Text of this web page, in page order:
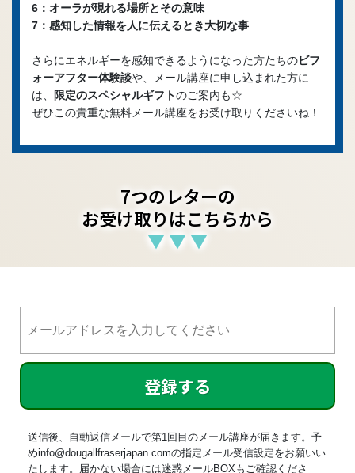
6：オーラが現れる場所とその意味
7：感知した情報を人に伝えるとき大切な事
さらにエネルギーを感知できるようになった方たちのビフ
ォーアフター体験談や、メール講座に申し込まれた方に
は、
限定のスペシャルギフトのご案内も☆
ぜひこの貴重な無料メール講座をお受け取りくださいね！
7つのレターの
お受け取りはこちらから
▼ ▼ ▼
登録する
送信後、自動返信メールで第1回目のメール講座が届きます。予
めinfo@dougallfraserjapan.comの指定メール受信設定をお願いい
たします。届かない場合には迷惑メールBOXもご確認くださ